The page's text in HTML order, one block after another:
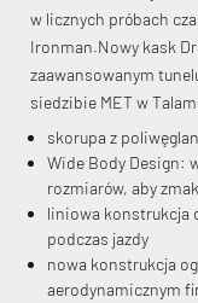
34,90 zł*
w licznych próbach
Ironman.Nowy kask
zaawansowanym
siedzibie MET w
skorupa z
Wide Body Design:
rozmiarów, aby
liniowa konstrukcja
podczas jazdy
nowa konstrukcja
aerodynamicznym